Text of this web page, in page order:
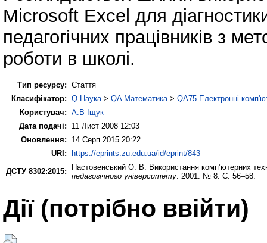
Microsoft Excel для
педагогічних працівників з
роботи в школі.
Тип ресурсу: Стаття
Класифікатор: Q Наука > QA Математика > QA75 Електронні
Користувач: А.В Іщук
Дата подачі:
11 Лист 2008 12:03
Оновлення:
14 Серп 2015 20:22
URI: https://eprints.zu.edu.ua/id/eprint/843
ДСТУ 8302:2015:
Пастовенський О. В.
Використання комп’ютерних
педагогічного університету . 2001. № 8. С. 56–58.
Дії ​​(потрібно ввійти)